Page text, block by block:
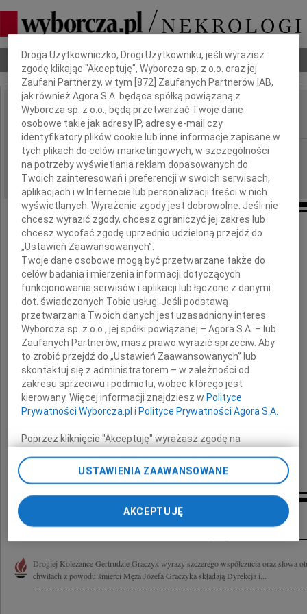
Nekrologi Odeszli Poradnik pogrzebowy
IMIĘ I NAZWISKO: Józef Graczyk
REGION: Gdańsk
DATA EMISJI: 04.10.2011
Wyrazy głębokiego współczucia
Jarosławowi Graczyk
z Rodziną
z powodu śmierci
Taty
składają
Dyrekcja i współpracownicy
z "Gdańskich Melioracji" Sp. z o.o.
Inne kondolencje
Drogiej Koleżance Gertrudzie Graczyk wyrazy szczerego współczucia oraz słowa
chwilach z powodu śmierci Męża Józefa Graczyka składają Dyrekcja i...
Dbamy o Twoją prywatność
Droga Użytkowniczko, Drogi Użytkowniku, jeśli wyrazisz
zgodę klikając "Akceptuję", Wyborcza sp. z o.o. oraz jej
Zaufani Partnerzy, w tym [872] Zaufanych Partnerów IAB,
jak również Agora S.A. będąca spółką powiązaną z
Wyborcza sp. z o.o., będą przetwarzać Twoje dane
osobowe takie jak adresy IP, adresy e-mail czy
identyfikatory plików cookie lub inne informacje zapisane w
tych plikach do celów marketingowych, w szczególności
na potrzeby wyświetlania reklam dopasowanych do
Twoich zainteresowań i preferencji w swoich serwisach,
aplikacjach i w Internecie lub personalizacji treści w nich
wyświetlanych. Wyrażenie zgody jest dobrowolne. Jeśli nie
chcesz wyrazić zgody, chcesz ograniczyć jej zakres lub
chcesz wycofać zgodę uprzednio udzieloną przejdź do
„Ustawień Zaawansowanych”.
Twoje dane osobowe mogą być przetwarzane także do
celów badania i mierzenia informacji dotyczących
funkcjonowania serwisów i aplikacji lub łączone z danymi
dot. świadczonych Tobie usług. Jeśli podstawą
przetwarzania Twoich danych jest uzasadniony interes
Wyborcza sp. z o.o., jej spółki powiązanej – Agora S.A. – lub
Zaufanych Partnerów, masz prawo wyrazić sprzeciw. Aby
to zrobić przejdź do „Ustawień Zaawansowanych” lub
skontaktuj się z administratorem – w zależności od
zakresu sprzeciwu i podmiotu, wobec którego jest
kierowany. Więcej informacji znajdziesz wPolityce
Prywatności Wyborcza.pl iPolityce Prywatności Agora S.A.
Poprzez kliknięcie "Akceptuję" wyrażasz zgodę na
Wyborczej sp. z o. o. jej Zaufanych Partnerów i Agora S.A.
na Twoim urządzeniu końcowym. Możesz też w każdej
chwili zmienić swoje preferencje dot. plików cookie,
ponownie wywołując narzędzie do zarządzania Twoimi
preferencjami dot. przetwarzania danych poprzez
Zmiana ustawień plików cookie możliwa jest także za
pomocą ustawień przeglądarki.
USTAWIENIA ZAAWANSOWANE
AKCEPTUJĘ